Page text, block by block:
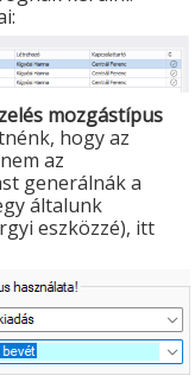
mozgástípus
hogy az
az
generálnák a
általunk
eszközzé), itt